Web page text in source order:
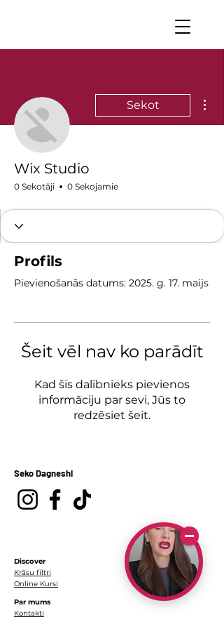
Sekot
Wix Studio
0 Sekotāji 0 Sekojamie
Profils
Pievienošanās datums: 2025. g. 17. maijs
Šeit vēl nav ko parādīt
Kad šis dalībnieks pievienos
informāciju par sevi, Jūs to
redzēsiet šeit.
Seko Dagneshi
Discover
Krāsu filtri
Online Kursi
Par mums
Kontakti